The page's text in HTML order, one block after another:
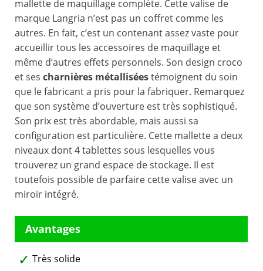
mallette de maquillage complète. Cette valise de
marque Langria n’est pas un coffret comme les
autres. En fait, c’est un contenant assez vaste pour
accueillir tous les accessoires de maquillage et
même d’autres effets personnels. Son design croco
et ses charnières métalliséestémoignent du soin
que le fabricant a pris pour la fabriquer. Remarquez
que son système d’ouverture est très sophistiqué.
Son prix est très abordable, mais aussi sa
configuration est particulière. Cette mallette a deux
niveaux dont 4 tablettes sous lesquelles vous
trouverez un grand espace de stockage. Il est
toutefois possible de parfaire cette valise avec un
miroir intégré.
Très solide